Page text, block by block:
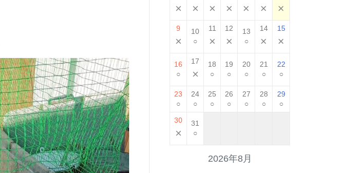
2026年8月
× × × × × × ×
9
×
10
○
11
×
12
×
13
○
14
×
15
×
16
○
17
×
18
○
19
○
20
○
21
○
22
○
23
○
24
○
25
○
26
○
27
○
28
○
29
○
30
×
31
○